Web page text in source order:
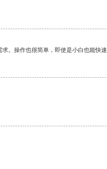
。操作也很简单，即使是小白也能快速